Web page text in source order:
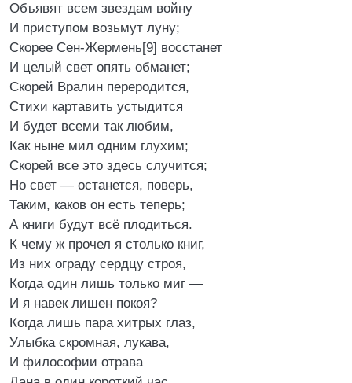
Объявят всем звездам войну
И приступом возьмут луну;
Скорее Сен-Жермень[9] восстанет
И целый свет опять обманет;
Скорей Вралин переродится,
Стихи картавить устыдится
И будет всеми так любим,
Как ныне мил одним глухим;
Скорей все это здесь случится;
Но свет — останется, поверь,
Таким, каков он есть теперь;
А книги будут всё плодиться.
К чему ж прочел я столько книг,
Из них ограду сердцу строя,
Когда один лишь только миг —
И я навек лишен покоя?
Когда лишь пара хитрых глаз,
Улыбка скромная, лукава,
И философии отрава